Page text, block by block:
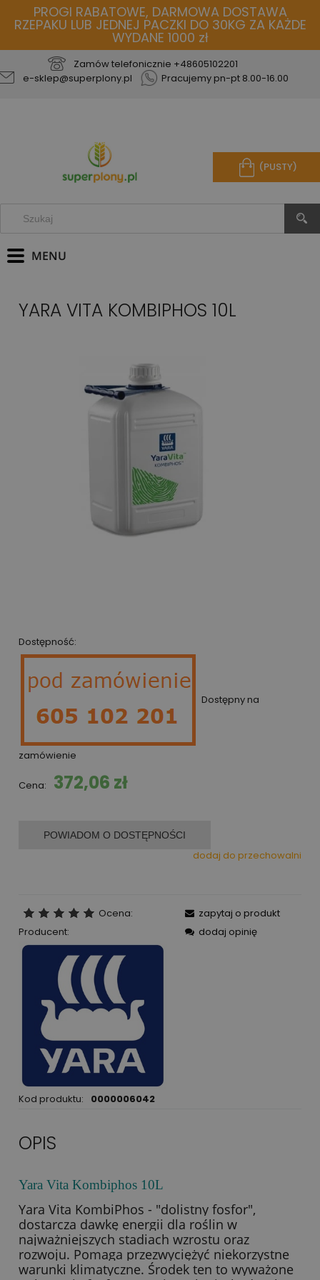
PROGI RABATOWE, DARMOWA DOSTAWA
RZEPAKU LUB JEDNEJ PACZKI DO 30KG ZA KAŻDE
WYDANE 1000 zł
Zamów telefonicznie +48605102201
e-sklep@superplony.pl
Pracujemy pn-pt 8.00-16.00
(PUSTY)
YARA VITA KOMBIPHOS 10L
Dostępność:
Dostępny na
zamówienie
Cena: 372,06 zł
POWIADOM O DOSTĘPNOŚCI
dodaj do przechowalni
Ocena:
Producent:
Kod produktu: 0000006042
zapytaj o produkt
dodaj opinię
OPIS
Yara Vita Kombiphos 10L
Yara Vita KombiPhos - "dolistny fosfor",
dostarcza dawkę energii dla roślin w
najważniejszych stadiach wzrostu oraz
rozwoju. Pomaga przezwyciężyć niekorzystne
warunki klimatyczne. Środek ten to wyważone